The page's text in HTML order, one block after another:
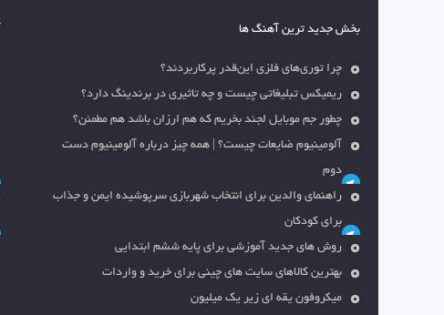
بخش جدید ترین آهنگ ها
چرا توری‌های فلزی این‌قدر پرکاربردند؟
ریمیکس تبلیغاتی چیست و چه تاثیری در برندینگ دارد؟
چطور جم موبایل لجند بخریم که هم ارزان باشد هم مطمئن؟
آلومینیوم ضایعات چیست؟ | همه چیز درباره آلومینیوم دست
دوم
راهنمای والدین برای انتخاب شهربازی سرپوشیده ایمن و جذاب
برای کودکان
روش های جدید آموزشی برای پایه ششم ابتدایی
بهترین کالاهای سایت های چینی برای خرید و واردات
میکروفون یقه ای زیر یک میلیون